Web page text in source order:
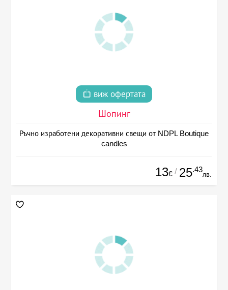
виж офертата
Шопинг
Ръчно изработени декоративни свещи от NDPL Boutique
candles
13€ / 25.43
лв.